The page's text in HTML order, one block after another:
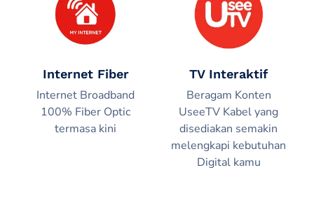
Internet Fiber
Internet Broadband
100% Fiber Optic
termasa kini
TV Interaktif
Beragam Konten
UseeTV Kabel yang
disediakan semakin
melengkapi kebutuhan
Digital kamu